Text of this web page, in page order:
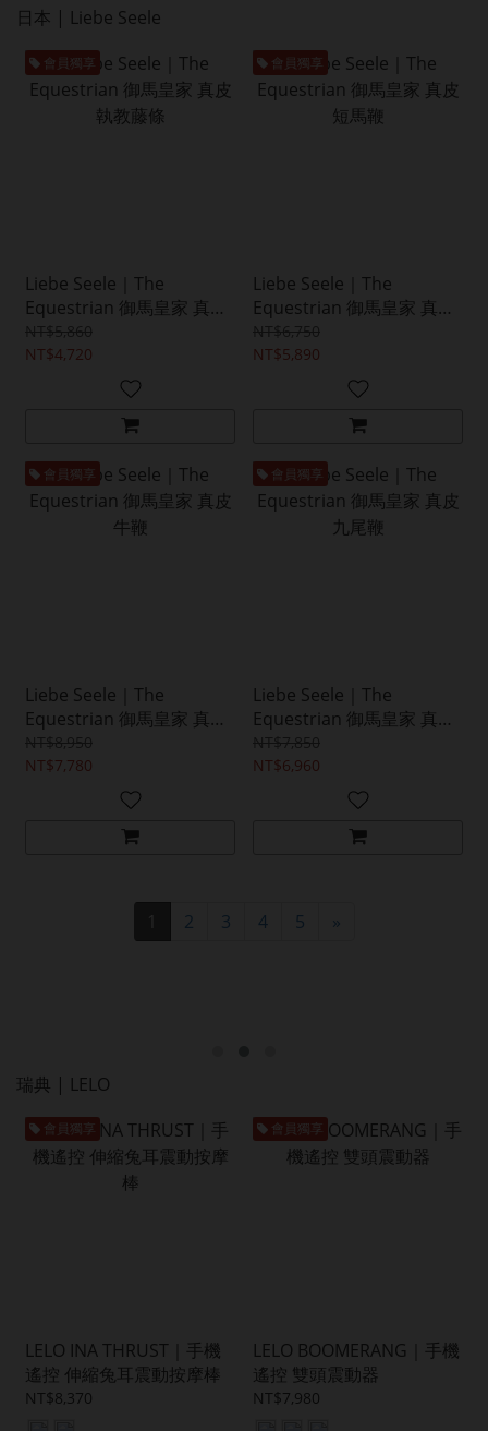
日本 | Liebe Seele
會員獨享
Liebe Seele｜The
Equestrian 御馬皇家 真皮
NT$4,720
會員獨享
Liebe Seele｜The
Equestrian 御馬皇家 真皮
NT$5,890
會員獨享
Liebe Seele｜The
Equestrian 御馬皇家 真皮
NT$7,780
會員獨享
Liebe Seele｜The
Equestrian 御馬皇家 真皮
NT$6,960
2 3 4 5 »
瑞典 | LELO
會員獨享
LELO INA THRUST｜手機
遙控 伸縮兔耳震動按摩棒
NT$8,370
會員獨享
LELO BOOMERANG｜手機
遙控 雙頭震動器
NT$7,980